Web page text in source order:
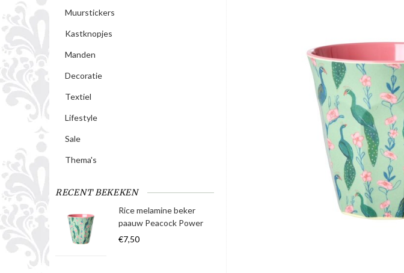
Muurstickers
Kastknopjes
Manden
Decoratie
Textiel
Lifestyle
Sale
Thema's
RECENT BEKEKEN
Rice melamine beker
paauw Peacock Power
€7,50